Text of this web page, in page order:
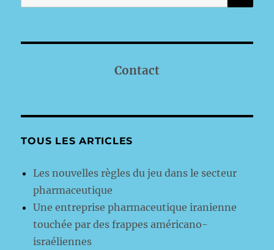
pour :
Contact
TOUS LES ARTICLES
Les nouvelles règles du jeu dans le secteur
pharmaceutique
Une entreprise pharmaceutique iranienne
touchée par des frappes américano-
israéliennes